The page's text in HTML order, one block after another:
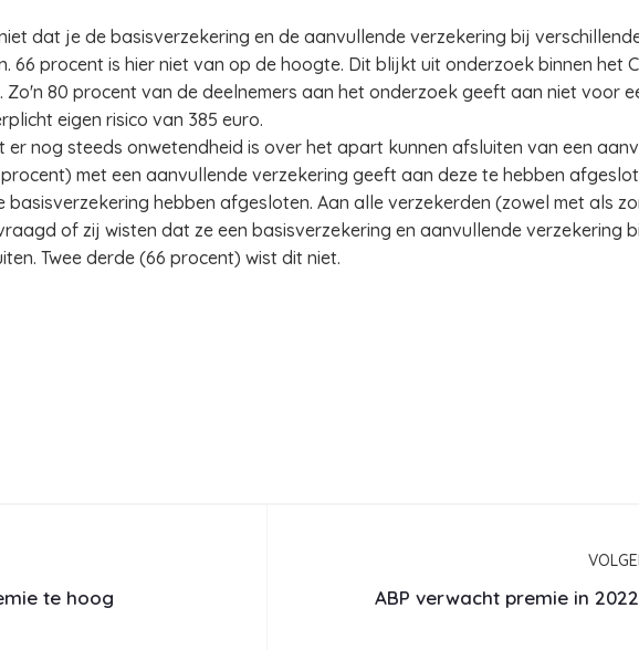
dat je de basisverzekering en de aanvullende verzekering bij
66 procent is hier niet van op de hoogte. Dit blijkt uit onderzoek binnen het
Zo'n 80 procent van de deelnemers aan het onderzoek geeft aan niet voor
eigen risico van 385 euro.
nog steeds onwetendheid is over het apart kunnen afsluiten van een
met een aanvullende verzekering geeft aan deze te hebben
hebben afgesloten. Aan alle verzekerden (zowel met als
of zij wisten dat ze een basisverzekering en aanvullende verzekering
Twee derde (66 procent) wist dit niet.
te hoog ABP verwacht premie in